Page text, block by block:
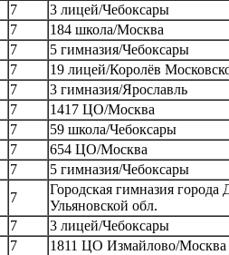
7
3 лицей/Чебоксары
7
184 школа/Москва
7
5 гимназия/Чебоксары
7
19 лицей/Королёв
7
3 гимназия/Ярославль
7
1417 ЦО/Москва
7
59 школа/Чебоксары
7
654 ЦО/Москва
7
5 гимназия/Чебоксары
7
Городская гимназия
Ульяновской обл.
7
3 лицей/Чебоксары
7
1811 ЦО Измайлово/Москва